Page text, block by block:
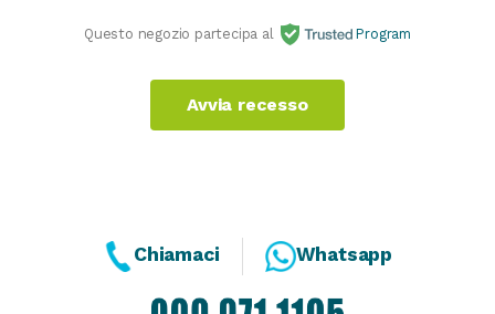
Questo negozio partecipa al Program
Avvia recesso
Chiamaci Whatsapp